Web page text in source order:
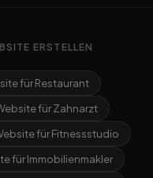
ERSTELLEN
für Restaurant
für Zahnarzt
für Fitnessstudio
für Immobilienmakler